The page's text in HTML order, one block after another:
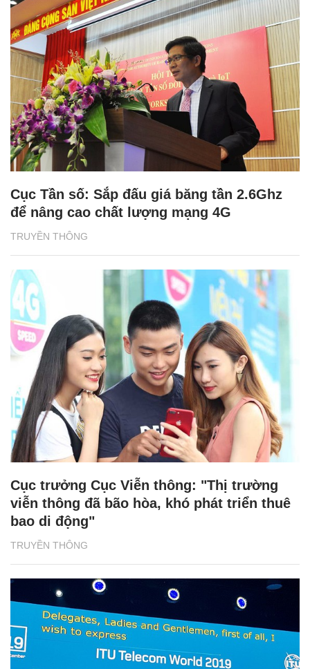
TRUYỀN THÔNG
Cục Tần số: Sắp đấu giá băng tần 2.6Ghz
để nâng cao chất lượng mạng 4G
TRUYỀN THÔNG
Cục trưởng Cục Viễn thông: "Thị trường
viễn thông đã bão hòa, khó phát triển thuê
bao di động"